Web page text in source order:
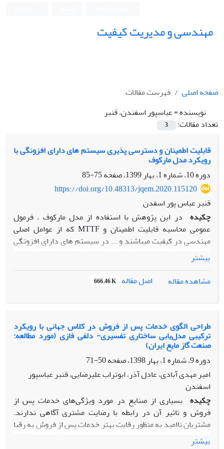
مهندسی و مدیریت کیفیت
صفحه اصلی
فهرست مقالات
نویسنده =عباسپور اسفندن، قنبر
تعداد مقالات:
3
قابلیت اطمینان و دسترسی پذیری سیستم های دارای افزونگی با
رویکرد مدل مارکوف
دوره 10، شماره 1، بهار 1399، صفحه
75-85
https://doi.org/10.48313/jqem.2020.115120
قنبر عباس پور اسفدن
چکیده در این پژوهش با استفاده از مدل مارکوف ، فرمول
عمومی محاسبه قابلیت اطمینان و MTTF که از عوامل اصلی
مهندسی در کیفیت میباشند و ... در سیستم های دارای افزونگی
قابلیت اطمینان با استفاده از ماتریس های گذار در مدل مارکوف)
بدست آمده که بعضا در مقاله نیز به طور مختصر اشاره شده و
گردیده است. همچنین با استفاده از توابع بدست آمده، میزان
تاثیر افزایش اقلام افزونه بر ارتقای قابلیت اطمینان، در این
سیستم ها (با حالت های آماده به خدمت و فعال و اجزاء تعمیرپذیر
استفاده شده است .
بیشتر
مشاهده مقاله
اصل مقاله 666.46 K
طراحی الگوی خدمات پس از فروش در کلاس جهانی با رویکرد
ترکیبی مدل‌یابی ساختاری تفسیری- دلفی فازی (مورد مطالعه:
صنعت گاز مایع ایران)
دوره 9، شماره 1، بهار 1398، صفحه
50-71
امیر مهدی آبادی، عادل آذر، ابوتراب علیرضایی، قنبر عباسپور
اسفندن
چکیده بسیاری از صنایع در مورد ویژگی‌های خدمات پس از
فروش و تاثیر آن در رابطه با رضایت مشتری آگاهی ندارند.
مشتریان ناامید به منظور رقابت بهتر خدمات پس از فروش به رقبا
بیشتر